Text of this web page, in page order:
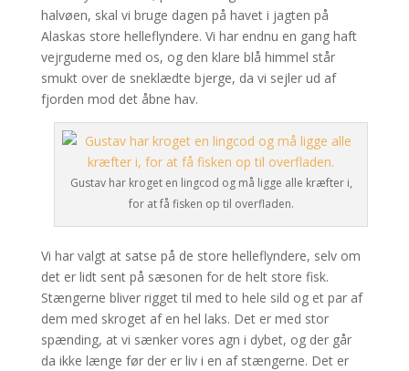
halvøen, skal vi bruge dagen på havet i jagten på
Alaskas store helleflyndere. Vi har endnu en gang haft
vejrguderne med os, og den klare blå himmel står
smukt over de sneklædte bjerge, da vi sejler ud af
fjorden mod det åbne hav.
Gustav har kroget en lingcod og må ligge alle kræfter i,
for at få fisken op til overfladen.
Vi har valgt at satse på de store helleflyndere, selv om
det er lidt sent på sæsonen for de helt store fisk.
Stængerne bliver rigget til med to hele sild og et par af
dem med skroget af en hel laks. Det er med stor
spænding, at vi sænker vores agn i dybet, og der går
da ikke længe før der er liv i en af stængerne. Det er